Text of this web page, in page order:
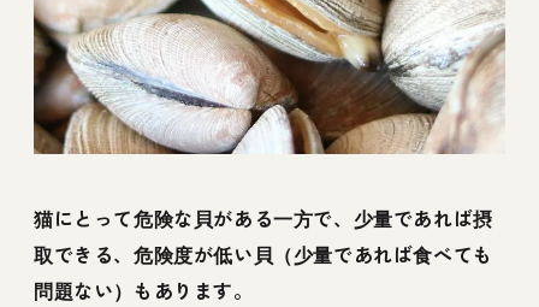
猫にとって危険な貝がある一方で、少量であれば摂
取できる、危険度が低い貝（少量であれば食べても
問題ない）もあります。